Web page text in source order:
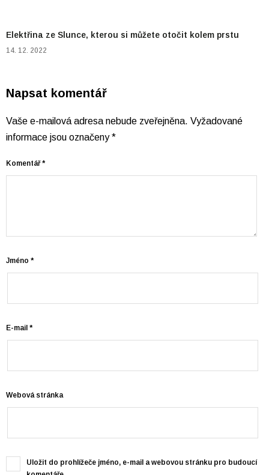
Elektřina ze Slunce, kterou si můžete otočit kolem prstu
14. 12. 2022
Napsat komentář
Vaše e-mailová adresa nebude zveřejněna. Vyžadované
informace jsou označeny*
Komentář*
Jméno *
E-mail *
Webová stránka
Uložit do prohlížeče jméno, e-mail a webovou stránku pro budoucí